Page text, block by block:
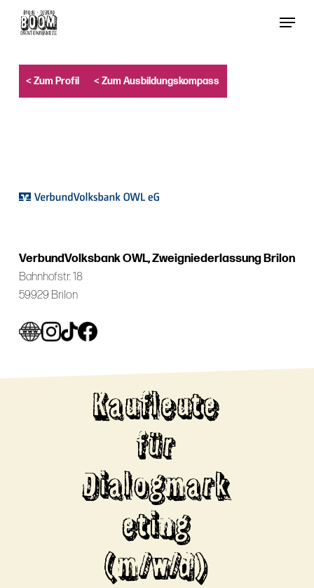
content
Menu
< Zum Profil < Zum Ausbildungskompass
VerbundVolksbank OWL, Zweigniederlassung Brilon
Bahnhofstr. 18
59929 Brilon
Kaufleute
für
Dialogmark
eting
(m/w/d)